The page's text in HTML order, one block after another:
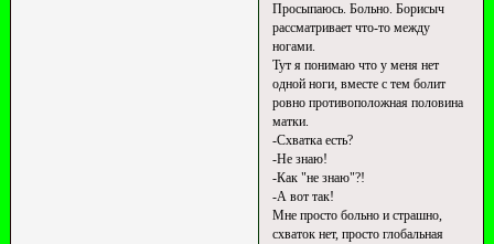
Просыпаюсь. Больно. Борисыч
рассматривает что-то между
ногами.
Тут я понимаю что у меня нет
одной ноги, вместе с тем болит
ровно противоположная половина
матки.
-Схватка есть?
-Не знаю!
-Как "не знаю"?!
-А вот так!
Мне просто больно и страшно,
схваток нет, просто глобальная